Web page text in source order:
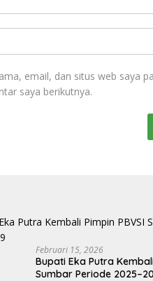
email, dan situs web saya
saya berikutnya.
Februari 15, 2026
Bupati Eka Putra
Sumbar Periode